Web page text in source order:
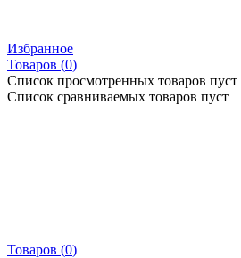
Избранное
Товаров (0)
Список просмотренных товаров пуст
Список сравниваемых товаров пуст
Товаров (0)